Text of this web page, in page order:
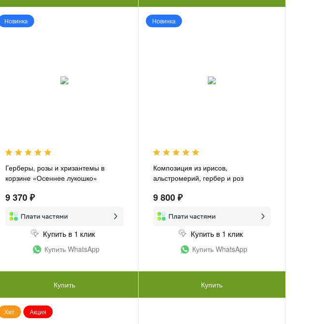
Новинка
Герберы, розы и хризантемы в
корзине «Осеннее лукошко»
9 370 ₽
Купить в 1 клик
Купить WhatsApp
Купить
Новинка
Композиция из ирисов,
альстромерий, гербер и роз
9 800 ₽
Купить в 1 клик
Купить WhatsApp
Купить
Хит Акция